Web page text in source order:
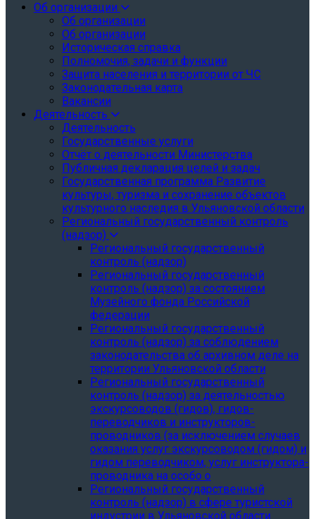
Об организации
Об организации
Об организации
Историческая справка
Полномочия, задачи и функции
Защита населения и территории от ЧС
Законодательная карта
Вакансии
Деятельность
Деятельность
Государственные услуги
Отчёт о деятельности Министерства
Публичная декларация целей и задач
Государственная программа Развитие
культуры, туризма и сохранение объектов
культурного наследия в Ульяновской области
Региональный государственный контроль
(надзор)
Региональный государственный
контроль (надзор)
Региональный государственный
контроль (надзор) за состоянием
Музейного фонда Российской
федерации
Региональный государственный
контроль (надзор) за соблюдением
законодательства об архивном деле на
территории Ульяновской области
Региональный государственный
контроль (надзор) за деятельностью
экскурсоводов (гидов), гидов-
переводчиков и инструкторов-
проводников (за исключением случаев
оказания услуг экскурсоводом (гидом) и
гидом переводчиком, услуг инструктора-
проводника на особо о
Региональный государственный
контроль (надзор) в сфере туристской
индустрии в Ульяновской области